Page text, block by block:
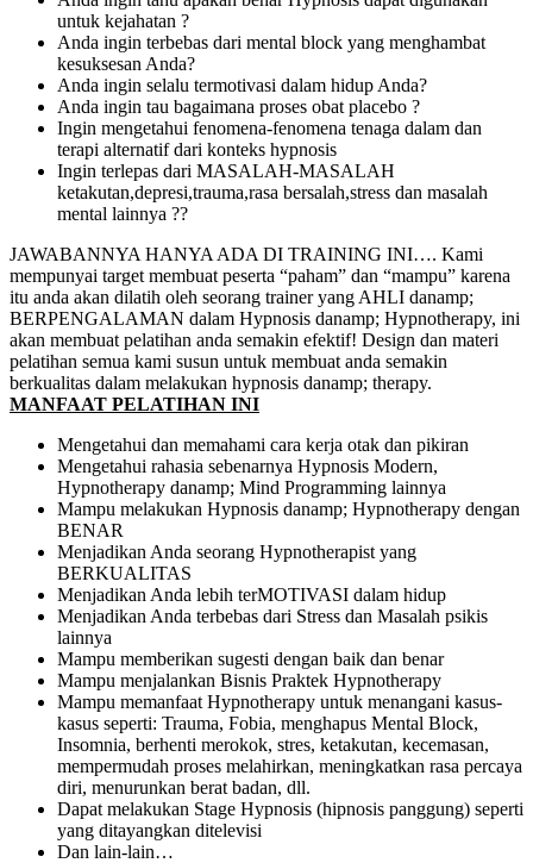
untuk kejahatan ?
Anda ingin terbebas dari mental block yang menghambat
kesuksesan Anda?
Anda ingin selalu termotivasi dalam hidup Anda?
Anda ingin tau bagaimana proses obat placebo ?
Ingin mengetahui fenomena-fenomena tenaga dalam dan
terapi alternatif dari konteks hypnosis
Ingin terlepas dari MASALAH-MASALAH
ketakutan,depresi,trauma,rasa bersalah,stress dan masalah
mental lainnya ??
JAWABANNYA HANYA ADA DI TRAINING INI…. Kami
mempunyai target membuat peserta “paham” dan “mampu” karena
itu anda akan dilatih oleh seorang trainer yang AHLI danamp;
BERPENGALAMAN dalam Hypnosis danamp; Hypnotherapy, ini
akan membuat pelatihan anda semakin efektif! Design dan materi
pelatihan semua kami susun untuk membuat anda semakin
berkualitas dalam melakukan hypnosis danamp; therapy.
MANFAAT PELATIHAN INI
Mengetahui dan memahami cara kerja otak dan pikiran
Mengetahui rahasia sebenarnya Hypnosis Modern,
Hypnotherapy danamp; Mind Programming lainnya
Mampu melakukan Hypnosis danamp; Hypnotherapy dengan
BENAR
Menjadikan Anda seorang Hypnotherapist yang
BERKUALITAS
Menjadikan Anda lebih terMOTIVASI dalam hidup
Menjadikan Anda terbebas dari Stress dan Masalah psikis
lainnya
Mampu memberikan sugesti dengan baik dan benar
Mampu menjalankan Bisnis Praktek Hypnotherapy
Mampu memanfaat Hypnotherapy untuk menangani kasus-
kasus seperti: Trauma, Fobia, menghapus Mental Block,
Insomnia, berhenti merokok, stres, ketakutan, kecemasan,
mempermudah proses melahirkan, meningkatkan rasa percaya
diri, menurunkan berat badan, dll.
Dapat melakukan Stage Hypnosis (hipnosis panggung) seperti
yang ditayangkan ditelevisi
Dan lain-lain…